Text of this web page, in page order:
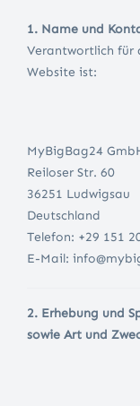
1. Name und
Verantwortlich für
Website ist:
MyBigBag24
Reiloser Str. 60
36251 Ludwigsau
Deutschland
Telefon: +29 151
E-Mail:
2. Erhebung und
sowie Art und